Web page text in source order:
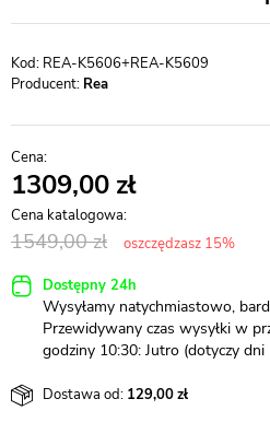
REA-K5606+REA-K5609
Producent: Rea
1309,00
1549,00 oszczędzasz 15%
Dostępny 24h
Wysyłamy natychmiastowo,
Przewidywany czas wysyłki w
godziny 10:30: Jutro (dotyczy dni
Dostawa od: 129,00